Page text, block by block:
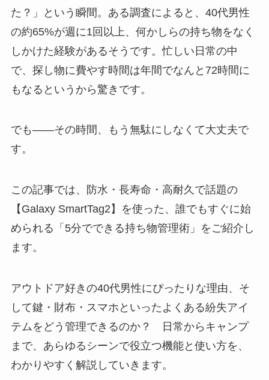
た？」という瞬間。ある調査によると、40代男性
の約65%が週に1回以上、何かしらの持ち物をなく
しかけた経験があるそうです。忙しい日常の中
で、探し物に費やす時間は年間でなんと72時間に
もなるというから驚きです。
でも――その時間、もう無駄にしなくて大丈夫で
す。
この記事では、防水・長寿命・高耐久で話題の
【Galaxy SmartTag2】を使った、誰でもすぐに始
められる「5分でできる持ち物管理術」をご紹介し
ます。
アウトドア好きの40代男性にぴったりな理由、そ
して鍵・財布・スマホといったよくある紛失アイ
テムをどう管理できるのか？ 日常からキャンプ
まで、あらゆるシーンで役立つ機能と使い方を、
わかりやすく解説していきます。